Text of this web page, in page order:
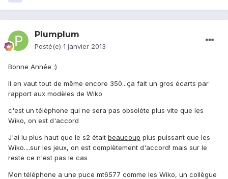
Plumplum
Posté(e) 1 janvier 2013
Bonne Année :)
Il en vaut tout de même encore 350...ça fait un gros écarts par
rapport aux modèles de Wiko
c'est un téléphone qui ne sera pas obsolète plus vite que les
Wiko, on est d'accord
J'ai lu plus haut que le s2 était beaucoup plus puissant que les
Wiko....sur les jeux, on est complètement d'accord! mais sur le
reste ce n'est pas le cas
Mon téléphone a une puce mt6577 comme les Wiko, un collègue